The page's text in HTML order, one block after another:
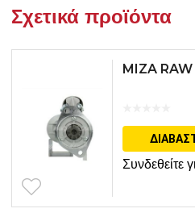
Σχετικά προϊόντα
MIZA RAW
Συνδεθείτε